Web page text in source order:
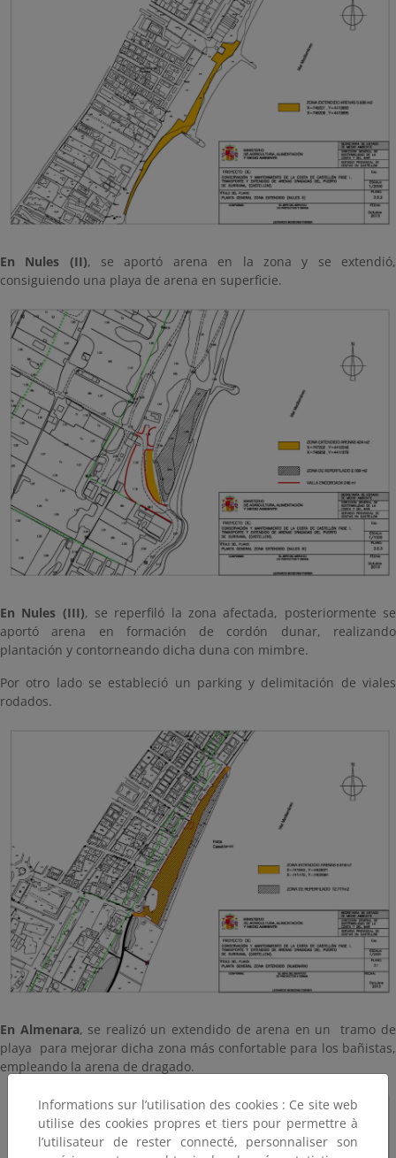
En Nules (II), se aportó arena en la zona y se extendió,
consiguiendo una playa de arena en superficie.
En Nules (III), se reperfiló la zona afectada, posteriormente se
aportó arena en formación de cordón dunar, realizando
plantación y contorneando dicha duna con mimbre.
Por otro lado se estableció un parking y delimitación de viales
rodados.
En Almenara, se realizó un extendido de arena en un tramo de
playa para mejorar dicha zona más confortable para los bañistas,
empleando la arena de dragado.
Informations sur l’utilisation des cookies : Ce site web
utilise des cookies propres et tiers pour permettre à
l’utilisateur de rester connecté, personnaliser son